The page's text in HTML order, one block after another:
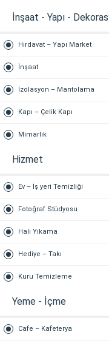
İnşaat - Yapı -
Hırdavat – Yapı Market
İnşaat
İzolasyon – Mantolama
Kapı – Çelik Kapı
Mimarlık
Hizmet
Ev – İş yeri Temizliği
Fotoğraf Stüdyosu
Halı Yıkama
Hediye – Takı
Kuru Temizleme
Yeme - İçme
Cafe – Kafeterya